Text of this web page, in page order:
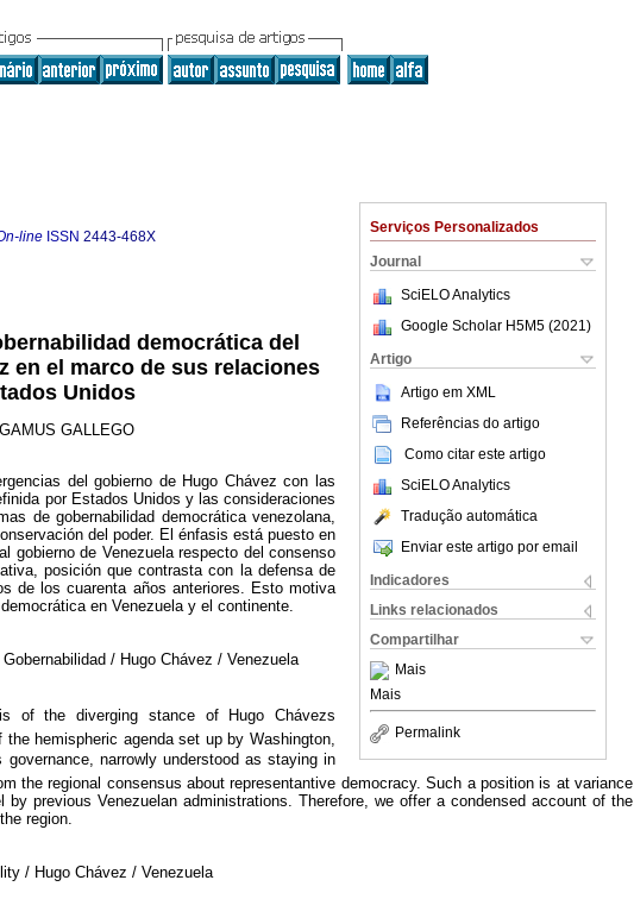
Serviços Personalizados
Journal
SciELO Analytics
Google Scholar H5M5 (2021 )
Artigo
Artigo em XML
Referências do artigo
Como citar este artigo
SciELO Analytics
Tradução automática
Enviar este artigo por email
Indicadores
Links relacionados
Compartilhar
Mais
Mais
Permalink
line ISSN 2443-468X
democrática del
en el marco de sus relaciones
Unidos
GALLEGO
del gobierno de Hugo Chávez con las
por Estados Unidos y las consideraciones
de gobernabilidad democrática venezolana,
del poder. El énfasis está puesto en
gobierno de Venezuela respecto del consenso
posición que contrasta con la defensa de
de los cuarenta años anteriores. Esto motiva
en Venezuela y el continente.
/ Hugo Chávez / Venezuela
of the diverging stance of Hugo Chávezs
hemispheric agenda set up by Washington,
governance, narrowly understood as staying in
the regional consensus about representantive democracy. Such a position is at variance
previous Venezuelan administrations. Therefore, we offer a condensed account of the
region.
/ Hugo Chávez / Venezuela